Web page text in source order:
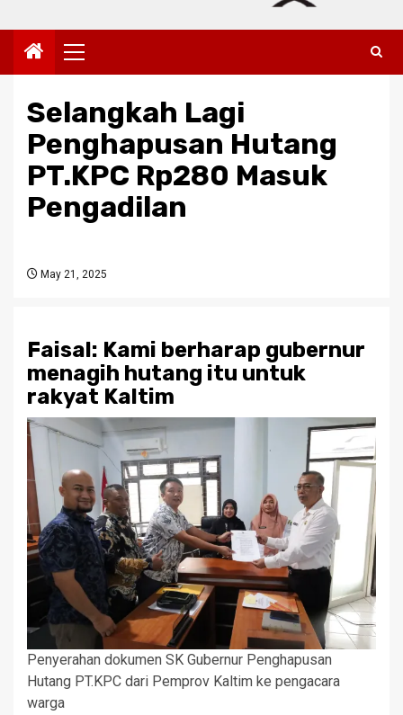
Primary
Menu
Selangkah Lagi
Penghapusan Hutang
PT.KPC Rp280 Masuk
Pengadilan
May 21, 2025
Faisal: Kami berharap gubernur
menagih hutang itu untuk
rakyat Kaltim
Penyerahan dokumen SK Gubernur Penghapusan
Hutang PT.KPC dari Pemprov Kaltim ke pengacara
warga